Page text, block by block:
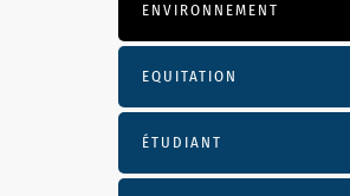
ENVIRONNEMENT
EQUITATION
ÉTUDIANT